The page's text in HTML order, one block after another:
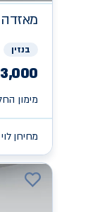
מאזדה
בנזין
מימון
מחירון